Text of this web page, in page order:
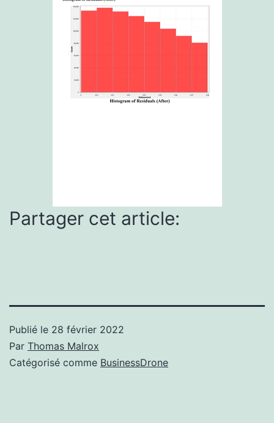
Partager cet article:
Publié le 28 février 2022
Par Thomas Malrox
Catégorisé comme BusinessDrone